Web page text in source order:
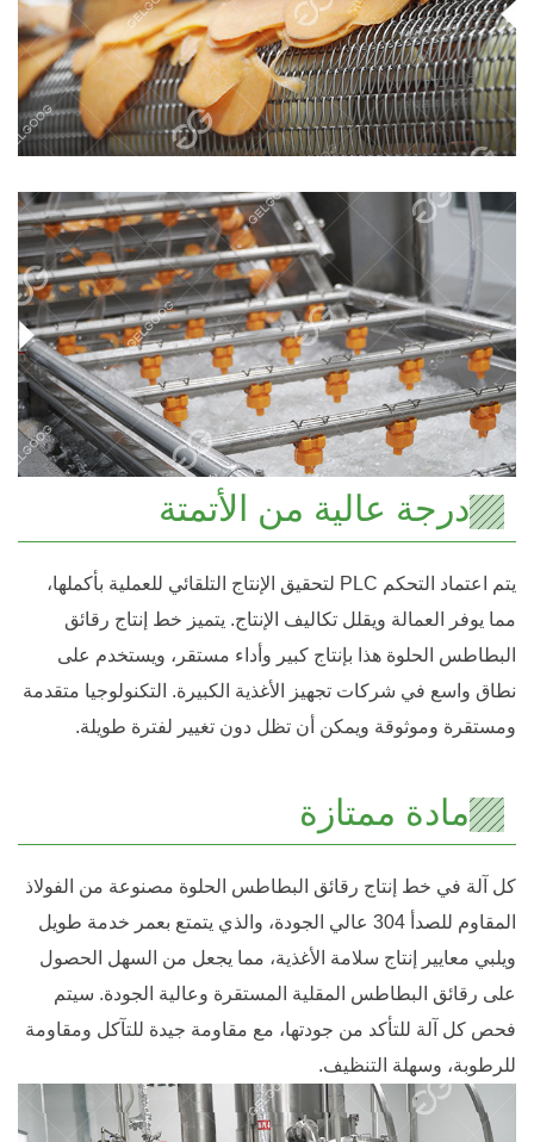
درجة عالية من الأتمتة
يتم اعتماد التحكم PLC لتحقيق الإنتاج التلقائي للعملية بأكملها،
مما يوفر العمالة ويقلل تكاليف الإنتاج. يتميز خط إنتاج رقائق
البطاطس الحلوة هذا بإنتاج كبير وأداء مستقر، ويستخدم على
نطاق واسع في شركات تجهيز الأغذية الكبيرة. التكنولوجيا متقدمة
ومستقرة وموثوقة ويمكن أن تظل دون تغيير لفترة طويلة.
مادة ممتازة
كل آلة في خط إنتاج رقائق البطاطس الحلوة مصنوعة من الفولاذ
المقاوم للصدأ 304 عالي الجودة، والذي يتمتع بعمر خدمة طويل
ويلبي معايير إنتاج سلامة الأغذية، مما يجعل من السهل الحصول
على رقائق البطاطس المقلية المستقرة وعالية الجودة. سيتم
فحص كل آلة للتأكد من جودتها، مع مقاومة جيدة للتآكل ومقاومة
للرطوبة، وسهلة التنظيف.